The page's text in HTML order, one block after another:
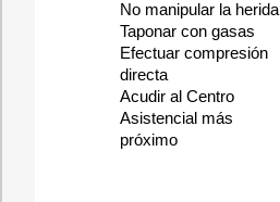
No manipular la herida
Taponar con gasas
Efectuar compresión
directa
Acudir al Centro
Asistencial más
próximo